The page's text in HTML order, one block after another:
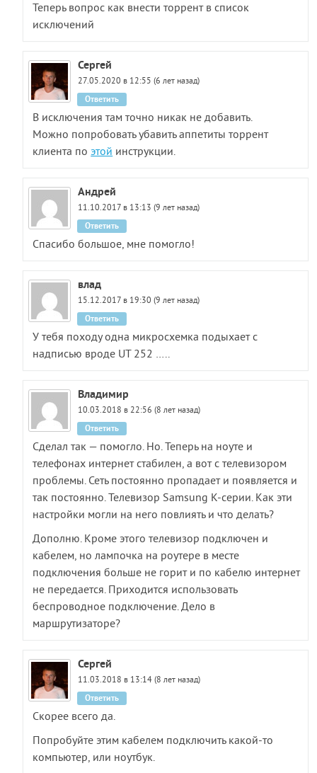
Теперь вопрос как внести торрент в список
исключений
Сергей
27.05.2020 в 12:55 (6 лет назад)
В исключения там точно никак не добавить.
Можно попробовать убавить аппетиты торрент
клиента поэтойинструкции.
Ответить
Андрей
11.10.2017 в 13:13 (9 лет назад)
Спасибо большое, мне помогло!
Ответить
влад
15.12.2017 в 19:30 (9 лет назад)
У тебя походу одна микросхемка подыхает с
надписью вроде UT 252 …..
Ответить
Владимир
10.03.2018 в 22:56 (8 лет назад)
Сделал так — помогло. Но. Теперь на ноуте и
телефонах интернет стабилен, а вот с телевизором
проблемы. Сеть постоянно пропадает и появляется и
так постоянно. Телевизор Samsung K-серии. Как эти
настройки могли на него повлиять и что делать?
Дополню. Кроме этого телевизор подключен и
кабелем, но лампочка на роутере в месте
подключения больше не горит и по кабелю интернет
не передается. Приходится использовать
беспроводное подключение. Дело в
маршрутизаторе?
Ответить
Сергей
11.03.2018 в 13:14 (8 лет назад)
Скорее всего да.
Попробуйте этим кабелем подключить какой-то
компьютер, или ноутбук.
Ответить